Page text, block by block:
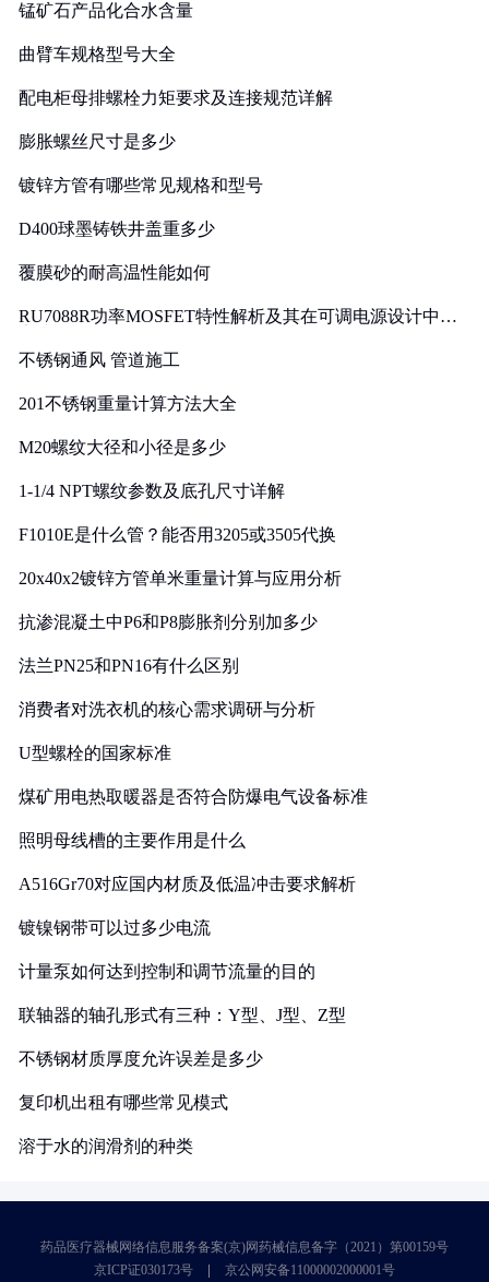
锰矿石产品化合水含量
曲臂车规格型号大全
配电柜母排螺栓力矩要求及连接规范详解
膨胀螺丝尺寸是多少
镀锌方管有哪些常见规格和型号
D400球墨铸铁井盖重多少
覆膜砂的耐高温性能如何
RU7088R功率MOSFET特性解析及其在可调电源设计中的
不锈钢通风 管道施工
201不锈钢重量计算方法大全
M20螺纹大径和小径是多少
1-1/4 NPT螺纹参数及底孔尺寸详解
F1010E是什么管？能否用3205或3505代换
20x40x2镀锌方管单米重量计算与应用分析
抗渗混凝土中P6和P8膨胀剂分别加多少
法兰PN25和PN16有什么区别
消费者对洗衣机的核心需求调研与分析
U型螺栓的国家标准
煤矿用电热取暖器是否符合防爆电气设备标准
照明母线槽的主要作用是什么
A516Gr70对应国内材质及低温冲击要求解析
镀镍钢带可以过多少电流
计量泵如何达到控制和调节流量的目的
联轴器的轴孔形式有三种：Y型、J型、Z型
不锈钢材质厚度允许误差是多少
复印机出租有哪些常见模式
溶于水的润滑剂的种类
药品医疗器械网络信息服务备案(京)网药械信息备字（2021）第00159号
京ICP证030173号
京公网安备11000002000001号